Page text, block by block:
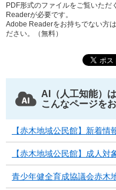
PDF形式のファイルをご覧いた
Readerが必要です。
Adobe Readerをお持ちでない方
ださい。（無料）
AI（人工知能）は
こんなページを
【赤木地域公民館】新着
【赤木地域公民館】成人対
青少年健全育成協議会赤木